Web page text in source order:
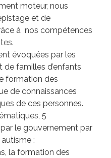
moteur, nous
et de
à nos compétences
évoquées par les
familles d’enfants
formation des
de connaissances
de ces personnes.
5
le gouvernement par
:
la formation des